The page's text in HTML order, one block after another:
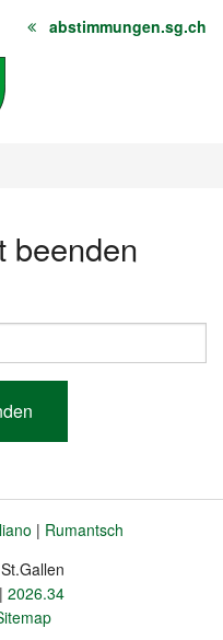
abstimmungen.sg.ch
beenden
Rumantsch
2026.34